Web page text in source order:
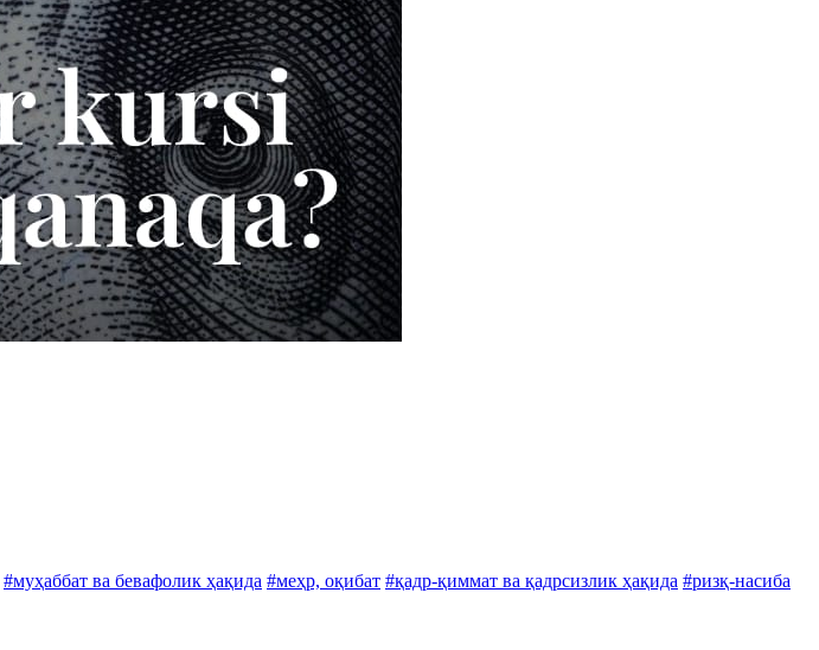
#муҳаббат ва бевафолик ҳақида #меҳр, оқибат #қадр-қиммат ва қадрсизлик ҳақида #ризқ-насиба